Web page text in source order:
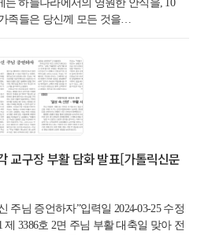
는 하늘나라에서의 영원한 안식을, 10
족들은 당신께 모든 것을…
교구장 부활 담화 발표[가톨릭신문
주님 증언하자”입력일 2024-03-25 수정
제 3386호 2면 주님 부활 대축일 맞아 전